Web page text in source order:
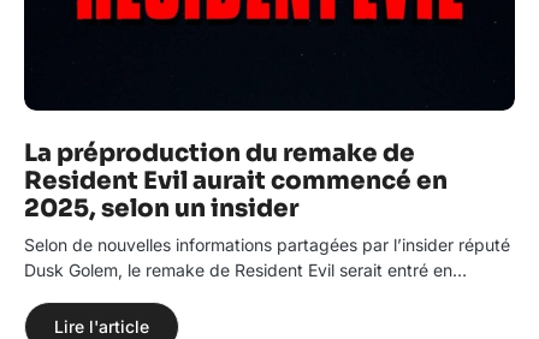
La préproduction du remake de
Resident Evil aurait commencé en
2025, selon un insider
Selon de nouvelles informations partagées par l’insider réputé
Dusk Golem, le remake de Resident Evil serait entré en…
Lire l'article